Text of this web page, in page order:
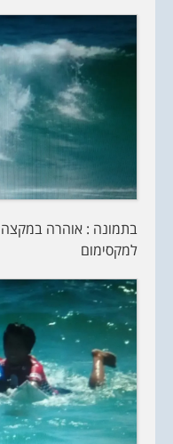
בתמונה : אוהרה
למקסימום